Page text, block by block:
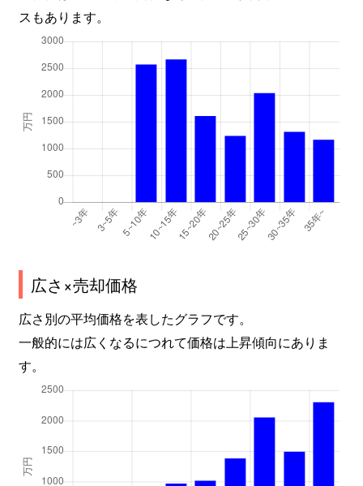
スもあります。
広さ×売却価格
広さ別の平均価格を表したグラフです。
一般的には広くなるにつれて価格は上昇傾向にありま
す。